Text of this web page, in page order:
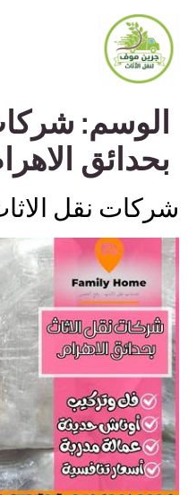
الوسم:
بحدائق
شركات نقل